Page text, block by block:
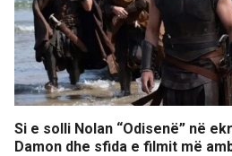
Si e solli Nolan “Odisenë” në
Damon dhe sfida e filmit më